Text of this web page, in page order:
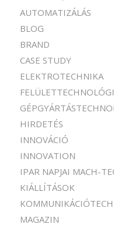
AUTOMATIZÁLÁS
BLOG
BRAND
CASE STUDY
ELEKTROTECHNIKA
HIRDETÉS
INNOVÁCIÓ
INNOVATION
IPAR NAPJAI MACH-
KIÁLLÍTÁSOK
MAGAZIN